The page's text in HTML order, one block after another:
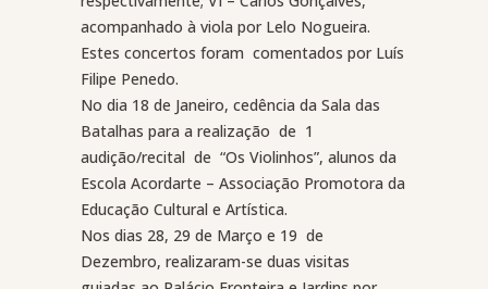
acompanhado à viola por Lelo Nogueira.
Estes concertos foram comentados por Luís
Filipe Penedo.
No dia 18 de Janeiro, cedência da Sala das
Batalhas para a realização de 1
audição/recital de “Os Violinhos”, alunos da
Escola Acordarte – Associação Promotora da
Educação Cultural e Artística.
Nos dias 28, 29 de Março e 19 de
Dezembro, realizaram-se duas visitas